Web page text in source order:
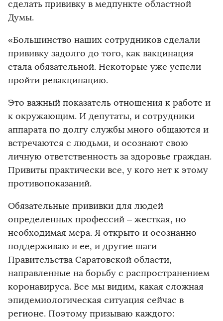
сделать прививку в медпункте областной
Думы.
«Большинство наших сотрудников сделали
прививку задолго до того, как вакцинация
стала обязательной. Некоторые уже успели
пройти ревакцинацию.
Это важный показатель отношения к работе и
к окружающим. И депутаты, и сотрудники
аппарата по долгу службы много общаются и
встречаются с людьми, и осознают свою
личную ответственность за здоровье граждан.
Привиты практически все, у кого нет к этому
противопоказаний.
Обязательные прививки для людей
определенных профессий – жесткая, но
необходимая мера. Я открыто и осознанно
поддерживаю и ее, и другие шаги
Правительства Саратовской области,
направленные на борьбу с распространением
коронавируса. Все мы видим, какая сложная
эпидемиологическая ситуация сейчас в
регионе. Поэтому призываю каждого: